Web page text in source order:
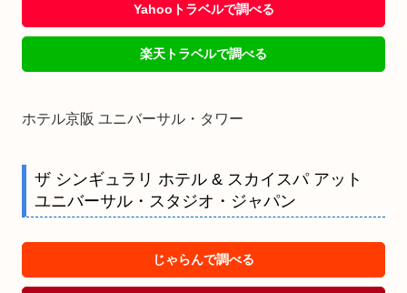
Yahooトラベルで調べる
楽天トラベルで調べる
ホテル京阪 ユニバーサル・タワー
ザ シンギュラリ ホテル & スカイスパ アット
ユニバーサル・スタジオ・ジャパン
じゃらんで調べる